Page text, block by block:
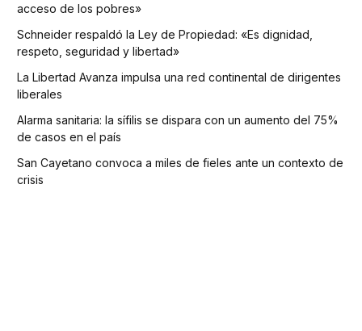
acceso de los pobres»
Schneider respaldó la Ley de Propiedad: «Es dignidad,
respeto, seguridad y libertad»
La Libertad Avanza impulsa una red continental de dirigentes
liberales
Alarma sanitaria: la sífilis se dispara con un aumento del 75%
de casos en el país
San Cayetano convoca a miles de fieles ante un contexto de
crisis